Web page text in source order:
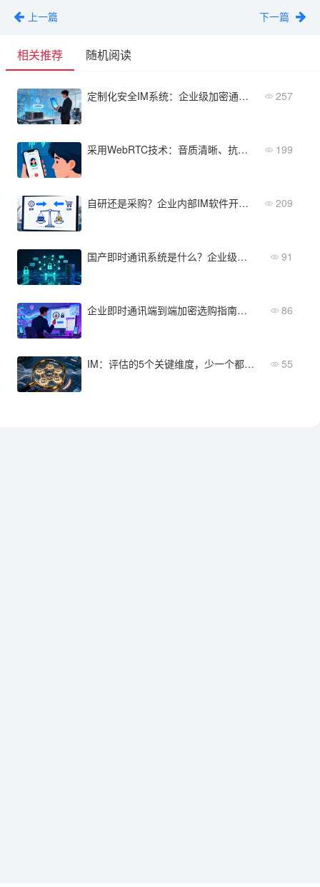
上一篇
下一篇
相关推荐 随机阅读
定制化安全IM系统：企业级加密通讯选对了吗？ 257
采用WebRTC技术：音质清晰、抗弱网的IM语音聊天软件 199
自研还是采购？企业内部IM软件开发成本与周期对比 209
国产即时通讯系统是什么？企业级协作与数据安全核心概念解读 91
企业即时通讯端到端加密选购指南：5个关键维度让你不踩坑 86
IM：评估的5个关键维度，少一个都不行 55